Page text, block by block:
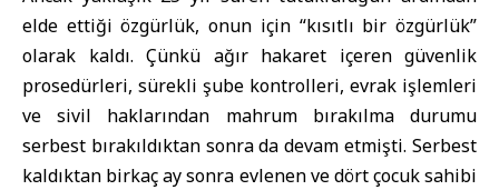
elde ettiği özgürlük, onun için “kısıtlı bir özgürlük”
olarak kaldı. Çünkü ağır hakaret içeren güvenlik
prosedürleri, sürekli şube kontrolleri, evrak işlemleri
ve sivil haklarından mahrum bırakılma durumu
serbest bırakıldıktan sonra da devam etmişti. Serbest
kaldıktan birkaç ay sonra evlenen ve dört çocuk sahibi